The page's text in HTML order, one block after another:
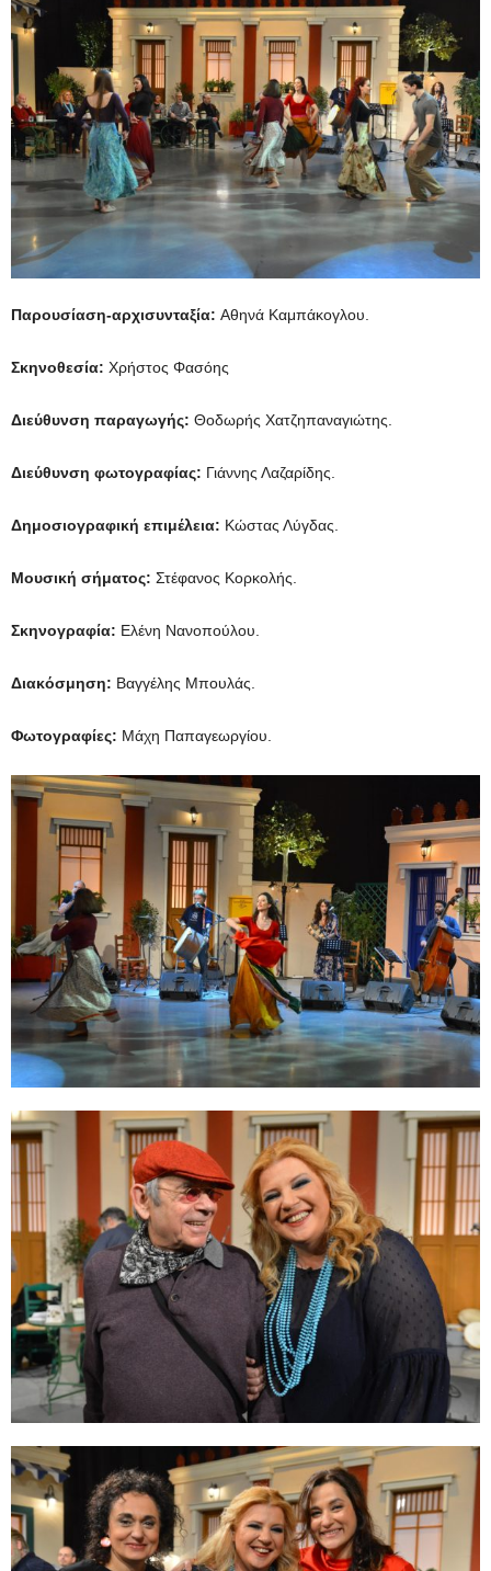
Παρουσίαση-αρχισυνταξία: Αθηνά Καμπάκογλου.
Σκηνοθεσία: Χρήστος Φασόης
Διεύθυνση παραγωγής: Θοδωρής Χατζηπαναγιώτης.
Διεύθυνση φωτογραφίας: Γιάννης Λαζαρίδης.
Δημοσιογραφική επιμέλεια: Κώστας Λύγδας.
Μουσική σήματος: Στέφανος Κορκολής.
Σκηνογραφία: Ελένη Νανοπούλου.
Διακόσμηση: Βαγγέλης Μπουλάς.
Φωτογραφίες: Μάχη Παπαγεωργίου.